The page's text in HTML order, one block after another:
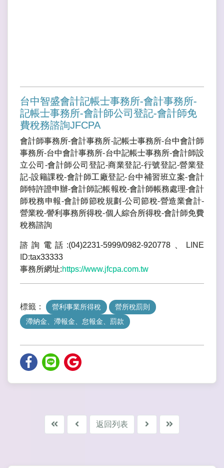
台中智盛會計記帳士事務所-會計事務所-
記帳士事務所-會計師公司登記-會計師免
費稅務諮詢JFCPA
會計師事務所-會計事務所-記帳士事務所-台中會計師
事務所-台中會計事務所-台中記帳士事務所-會計師設
立公司-會計師公司登記-商業登記-行號登記-營業登
記-設籍課稅-會計師工廠登記-台中補習班立案-會計
師特許證申辦-會計師記帳報稅-會計師帳務處理-會計
師稅務申報-會計師節稅規劃-公司節稅-營造業會計-
營業稅-謍利事務所得稅-個人綜合所得稅-會計師免費
稅務諮詢
諮詢電話:(04)2231-5999/0982-920778、LINE
ID:tax33333
事務所網址:https://www.jfcpa.com.tw
標籤： 營利事業所得稅
營所稅罰則
滯納金、滯報金、怠報金、罰款
返回列表